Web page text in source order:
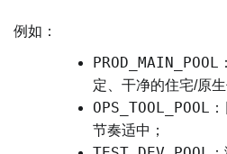
例如：
PROD_MAIN_POOL
定、干净的住宅/原
OPS_TOOL_POOL
节奏适中；